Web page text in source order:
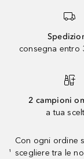
consegna entro
2 campioni
a tua
¹
Con ogni ordine
scegliere tra le